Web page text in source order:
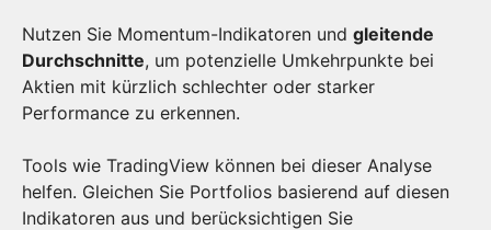
Nutzen Sie Momentum-Indikatoren und gleitende
Durchschnitte, um potenzielle Umkehrpunkte bei
Aktien mit kürzlich schlechter oder starker
Performance zu erkennen.
Tools wie TradingView können bei dieser Analyse
helfen. Gleichen Sie Portfolios basierend auf diesen
Indikatoren aus und berücksichtigen Sie